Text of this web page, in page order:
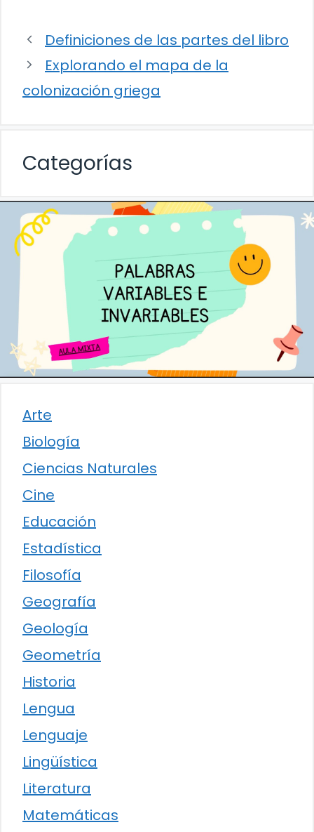
Definiciones de las partes del libro
Explorando el mapa de la
colonización griega
Categorías
Arte
Biología
Ciencias Naturales
Cine
Educación
Estadística
Filosofía
Geografía
Geología
Geometría
Historia
Lengua
Lenguaje
Lingüística
Literatura
Matemáticas